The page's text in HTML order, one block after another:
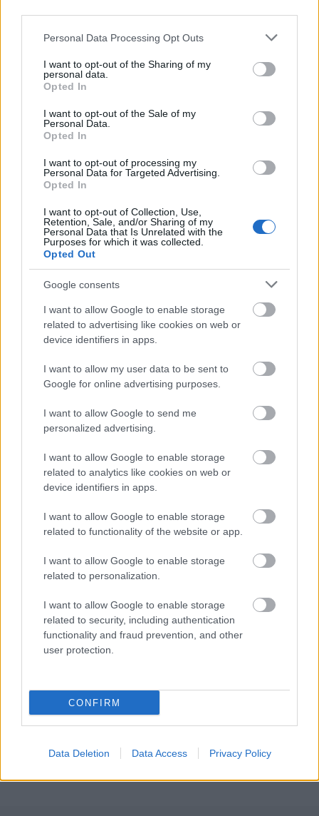
Please note that this website/app uses one or more Google
not limited to your visit or usage behaviour. You may click to
grant or deny consent to Google and its third-party tags to
use your data for below specified purposes in below Google
consent section.
Personal Data Processing Opt Outs
I want to opt-out of the Sharing of my
personal data.
Opted In
I want to opt-out of the Sale of my
Personal Data.
Opted In
I want to opt-out of processing my
Personal Data for Targeted Advertising.
Opted In
I want to opt-out of Collection, Use,
Retention, Sale, and/or Sharing of my
Personal Data that Is Unrelated with the
Purposes for which it was collected.
Opted Out
Google consents
I want to allow Google to enable storage
related to advertising like cookies on web or
device identifiers in apps.
I want to allow my user data to be sent to
Google for online advertising purposes.
I want to allow Google to send me
personalized advertising.
I want to allow Google to enable storage
related to analytics like cookies on web or
device identifiers in apps.
I want to allow Google to enable storage
related to functionality of the website or app.
I want to allow Google to enable storage
related to personalization.
I want to allow Google to enable storage
related to security, including authentication
functionality and fraud prevention, and other
user protection.
CONFIRM
Data Deletion Data Access Privacy Policy
bemutatott (és DVD-n azóta meg sem jelent) magyar
háborús dráma, aDrága Elza minden negatívuma
ellenére is legalább próbálkozott azzal, hogy valami
újító ábrázolást vigyen a II. világháború keleti
frontjának eseményeibe. A Szürke senkik
alkotógárdája viszont messze nem olyan merész,
mint azok a katonák, akiket ábrázolni kíván, és
fogásokkal. A párbeszédek ugyan néha tartogatnak
érdekes pillanatokat - ilyen pl. a különítmény román,
háttértörténete -, de a mélyebb korrajz és az
események alaposabb bemutatása elmarad, ami
pedig a fiatalabb nézők számára fontos lehet. Az
viszont egyértelműen kiderül a filmből, hogy az I.
világháború (szemben a másodikkal), nem a
csatatereken, hanem a hátországokban dőlt el, így a
frontokon harcoló katonák úgy érezhették, hogy az
őket mozgósító hatalmak szúrták őket hátba (a
fasizmus, a nácizmus és a kommunizmus is részben
Összességében tehát aSzürke senkiknem tartozik a
rosszul sikerült produkciók közé, főleg nem a
televíziós filmek mezőnyében. Csalódásra adhat okot
viszont a történet felszínessége és ötlettelensége,
hiszen az ember pont az ilyen kis költségvetéssel
dolgozó filmesektől várná a legtöbb kreativitást. Egy
igazi, nagy költségvetésű vérbeli magyar háborús
dráma viszont még mindig várat magára, pedig az a
sok százezer honfitársunk, aki idegenben ontotta a
vérét, ennyit igazán megérdemelne.